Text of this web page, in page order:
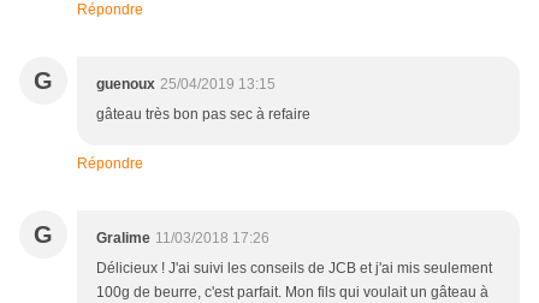
Répondre
G guenoux 25/04/2019 13:15
gâteau très bon pas sec à refaire
Répondre
G Gralime 11/03/2018 17:26
Délicieux ! J'ai suivi les conseils de JCB et j'ai mis seulement
100g de beurre, c'est parfait. Mon fils qui voulait un gâteau à